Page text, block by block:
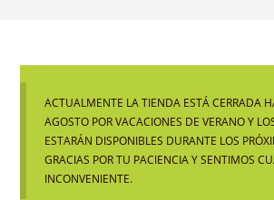
ACTUALMENTE LA TIENDA ESTÁ CERRADA
AGOSTO POR VACACIONES DE VERANO Y
ESTARÁN DISPONIBLES DURANTE LOS
GRACIAS POR TU PACIENCIA Y SENTIMOS
INCONVENIENTE.